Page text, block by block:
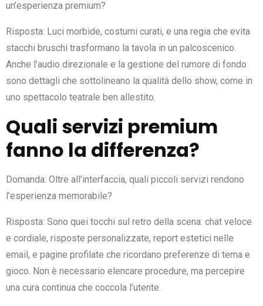
un’esperienza premium?
Risposta: Luci morbide, costumi curati, e una regia che evita
stacchi bruschi trasformano la tavola in un palcoscenico.
Anche l’audio direzionale e la gestione del rumore di fondo
sono dettagli che sottolineano la qualità dello show, come in
uno spettacolo teatrale ben allestito.
Quali servizi premium
fanno la differenza?
Domanda: Oltre all’interfaccia, quali piccoli servizi rendono
l’esperienza memorabile?
Risposta: Sono quei tocchi sul retro della scena: chat veloce
e cordiale, risposte personalizzate, report estetici nelle
email, e pagine profilate che ricordano preferenze di tema e
gioco. Non è necessario elencare procedure, ma percepire
una cura continua che coccola l’utente.